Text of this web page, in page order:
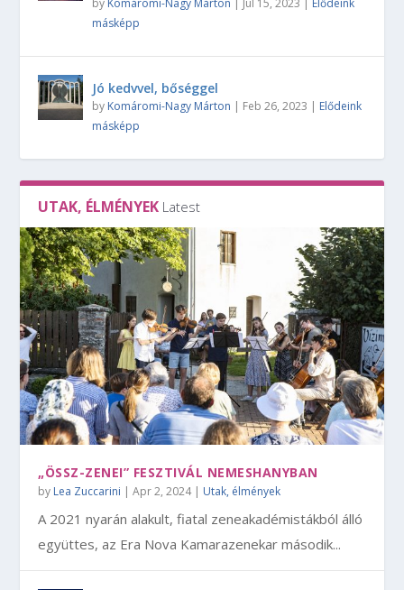
másképp
Jó kedvvel, bőséggel
by Komáromi-Nagy Márton | Feb 26, 2023 | Elődeink
másképp
UTAK, ÉLMÉNYEK Latest
„ÖSSZ-ZENEI” FESZTIVÁL NEMESHANYBAN
by Lea Zuccarini |Apr 2, 2024| Utak, élmények
A 2021 nyarán alakult, fiatal zeneakadémistákból álló
együttes, az Era Nova Kamarazenekar második...